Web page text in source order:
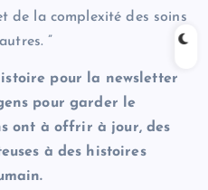
de la complexité des soins
”
pour la newsletter
pour garder le
ont à offrir à jour, des
à des histoires